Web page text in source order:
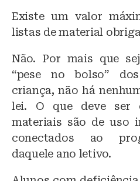
Existe um valor
listas de material
Não. Por mais que
“pese no bolso”
criança, não há
lei. O que deve ser
materiais são de uso
conectados ao
daquele ano letivo.